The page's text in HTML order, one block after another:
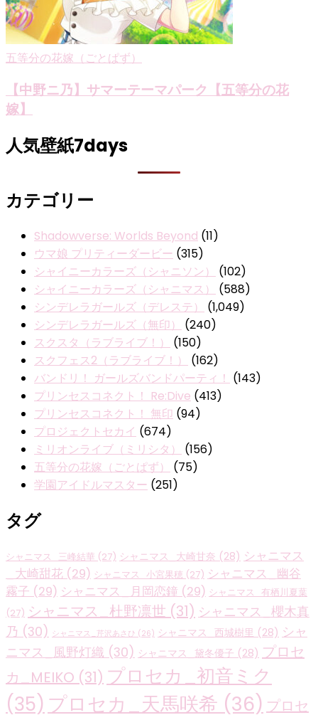
五等分の花嫁（ごとぱず）
【中野ニ乃】サマーテーマパーク【五等分の花
嫁】
人気壁紙7days
カテゴリー
Shadowverse: Worlds Beyond (11)
ウマ娘 プリティーダービー (315)
シャイニーカラーズ（シャニソン）
(102)
シャイニーカラーズ（シャニマス）
(588)
シンデレラガールズ（デレステ）
(1,049)
シンデレラガールズ（無印）
(240)
スクスタ（ラブライブ！）
(150)
スクフェス2（ラブライブ！）
(162)
バンドリ！ ガールズバンドパーティ！ (143)
プリンセスコネクト！ Re:Dive (413)
プリンセスコネクト！ 無印 (94)
プロジェクトセカイ (674)
ミリオンライブ（ミリシタ）
(156)
五等分の花嫁（ごとぱず）
(75)
学園アイドルマスター (251)
タグ
シャニマス_三峰結華 (27) シャニマス_大崎甘奈 (28) シャニマス
_大崎甜花 (29) シャニマス_小宮果穂 (27) シャニマス_幽谷
霧子 (29) シャニマス_月岡恋鐘 (29) シャニマス_有栖川夏葉
(27) シャニマス_杜野凛世 (31) シャニマス_櫻木真
乃 (30) シャニマス_芹沢あさひ (26) シャニマス_西城樹里 (28) シャ
ニマス_風野灯織 (30) シャニマス_黛冬優子 (28) プロセ
カ_MEIKO (31) プロセカ_初音ミク
(35) プロセカ_天馬咲希 (36) プロセ